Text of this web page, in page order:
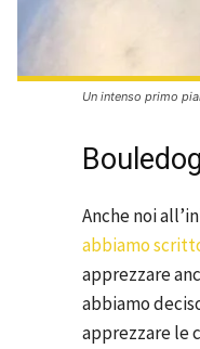
Un intenso primo
Anche noi
abbiamo
apprezzare
abbiamo
apprezzare le